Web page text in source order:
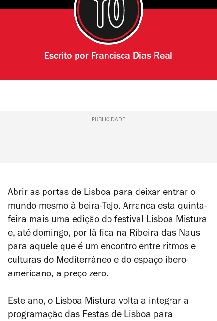
Escrito por Francisca Dias Real
PUBLICIDADE
Abrir as portas de Lisboa para deixar entrar o
mundo mesmo à beira-Tejo. Arranca esta quinta-
feira mais uma edição do festival Lisboa Mistura
e, até domingo, por lá fica na Ribeira das Naus
para aquele que é um encontro entre ritmos e
culturas do Mediterrâneo e do espaço ibero-
americano, a preço zero.
Este ano, o Lisboa Mistura volta a integrar a
programação das Festas de Lisboa para